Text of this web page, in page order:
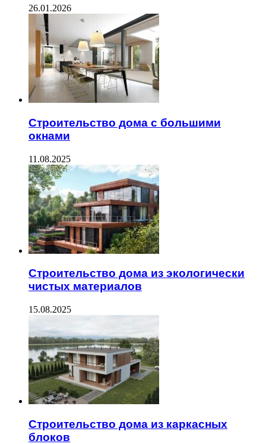
26.01.2026
Строительство дома с большими
окнами
11.08.2025
Строительство дома из экологически
чистых материалов
15.08.2025
Строительство дома из каркасных
блоков